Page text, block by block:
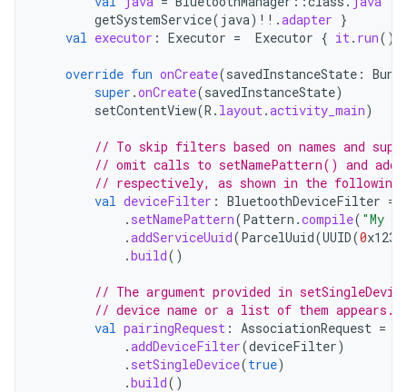
getSystemService( java) !! .adapter }
val executor : Executor = Executor { it . run()
override fun onCreate(savedInstanceState :
super .onCreate(savedInstanceState)
setContentView(R . layout .activity_main)
// To skip filters based on names and
// omit calls to setNamePattern() and
// respectively, as shown in the following
val deviceFilter : BluetoothDeviceFilter =
. setNamePattern(Pattern .compile( "My
.addServiceUuid(ParcelUuid(UUID(0
.build()
// The argument provided in
// device name or a list of them appears.
val pairingRequest : AssociationRequest =
.addDeviceFilter(deviceFilter)
. setSingleDevice(true)
.build()